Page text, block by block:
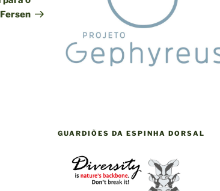
GUARDIÕES DA ESPINHA DORSAL